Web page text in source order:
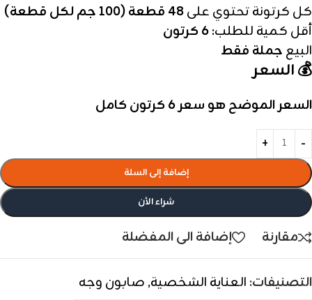
كل كرتونة تحتوي على48 قطعة (100 جم لكل قطعة)
أقل كمية للطلب:6 كرتون
البيع جملة فقط
💰 السعر
السعر الموضح هو سعر 6 كرتون كامل
إضافة إلى السلة
شراء الأن
مقارنة إضافة الى المفضلة
التصنيفات: العناية الشخصية, صابون وجه